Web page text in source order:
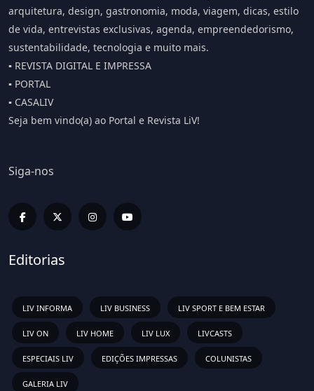
arquitetura, design, gastronomia, moda, viagem, dicas, estilo
de vida, entrevistas exclusivas, agenda, empreendedorismo,
sustentabilidade, tecnologia e muito mais.
▪️ REVISTA DIGITAL E IMPRESSA
▪️ PORTAL
▪️ CASALIV
Seja bem vindo(a) ao Portal e Revista LiV!
Siga-nos
Editorias
LIV INFORMA LIV BUSINESS LIV SPORT E BEM ESTAR
LIV ON LIV HOME LIV LUX LIVCASTS
ESPECIAIS LIV EDIÇÕES IMPRESSAS COLUNISTAS
GALERIA LIV